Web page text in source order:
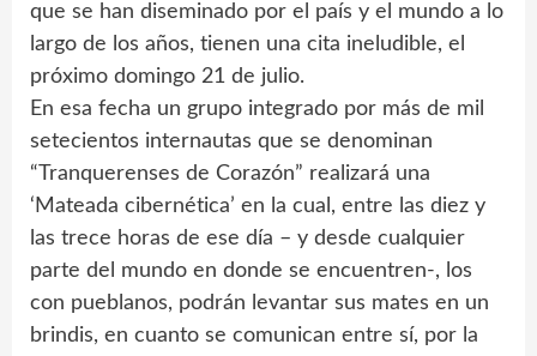
que se han diseminado por el país y el mundo a lo
largo de los años, tienen una cita ineludible, el
próximo domingo 21 de julio.
En esa fecha un grupo integrado por más de mil
setecientos internautas que se denominan
“Tranquerenses de Corazón” realizará una
‘Mateada cibernética’ en la cual, entre las diez y
las trece horas de ese día – y desde cualquier
parte del mundo en donde se encuentren-, los
con pueblanos, podrán levantar sus mates en un
brindis, en cuanto se comunican entre sí, por la